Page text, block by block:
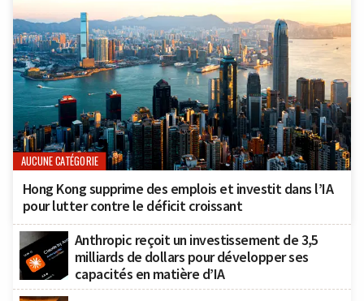
AUCUNE CATÉGORIE
Hong Kong supprime des emplois et investit dans l’IA
pour lutter contre le déficit croissant
Anthropic reçoit un investissement de 3,5
milliards de dollars pour développer ses
capacités en matière d’IA